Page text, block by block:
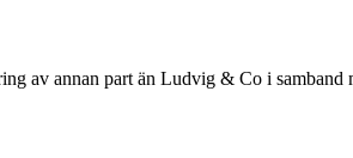
av annan part än Ludvig & Co i samband